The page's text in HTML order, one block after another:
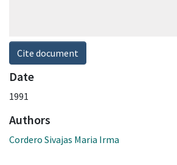
Cite document
Date
1991
Authors
Cordero Sivajas Maria Irma